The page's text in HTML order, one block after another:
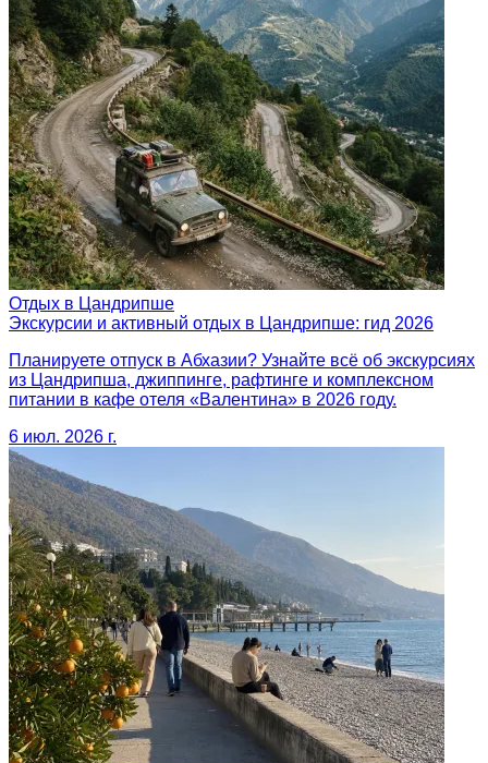
Отдых в Цандрипше
Экскурсии и активный отдых в Цандрипше: гид 2026
Планируете отпуск в Абхазии? Узнайте всё об экскурсиях
из Цандрипша, джиппинге, рафтинге и комплексном
питании в кафе отеля «Валентина» в 2026 году.
6 июл. 2026 г.